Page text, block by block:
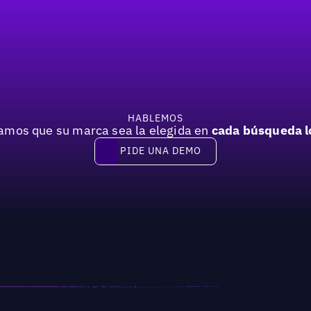
HABLEMOS
que su marca sea la elegida en cada búsqueda
Pide una demo
PIDE UNA DEMO